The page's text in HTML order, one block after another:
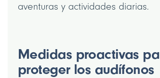
aventuras y actividades diarias.
Medidas proactivas
proteger los audífonos